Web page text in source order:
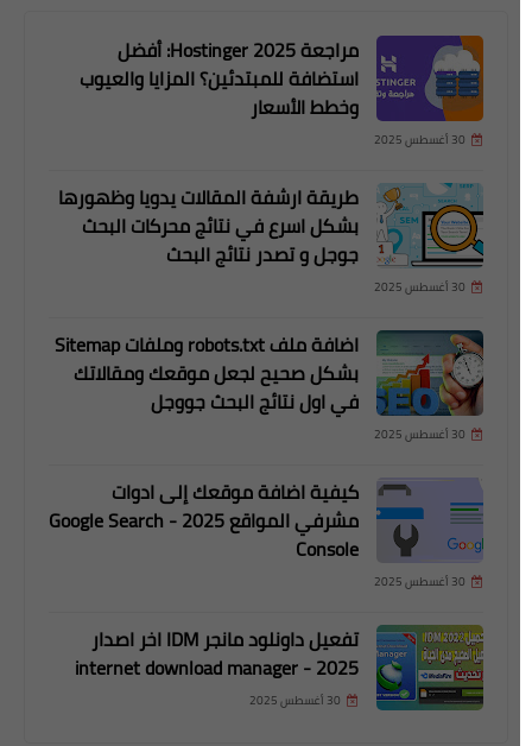
مراجعة Hostinger 2025: أفضل
استضافة للمبتدئين؟ المزايا والعيوب
وخطط الأسعار
30 أغسطس 2025
طريقة ارشفة المقالات يدويا وظهورها
بشكل اسرع في نتائج محركات البحث
جوجل و تصدر نتائج البحث
30 أغسطس 2025
اضافة ملف robots.txt وملفات Sitemap
بشكل صحيح لجعل موقعك ومقالاتك
في اول نتائج البحث جووجل
30 أغسطس 2025
كيفية اضافة موقعك إلى ادوات
مشرفي المواقع 2025 - Google Search
Console
30 أغسطس 2025
تفعيل داونلود مانجر IDM اخر اصدار
2025 - internet download manager
30 أغسطس 2025